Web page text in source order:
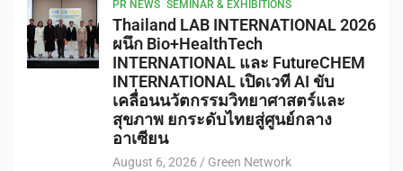
PR NEWS SEMINAR & EXHIBITIONS
Thailand LAB INTERNATIONAL 2026
ผนึก Bio+HealthTech
INTERNATIONAL และ FutureCHEM
INTERNATIONAL เปิดเวที AI ขับ
เคลื่อนนวัตกรรมวิทยาศาสตร์และ
สุขภาพ ยกระดับไทยสู่ศูนย์กลาง
อาเซียน
August 6, 2026 Green Network